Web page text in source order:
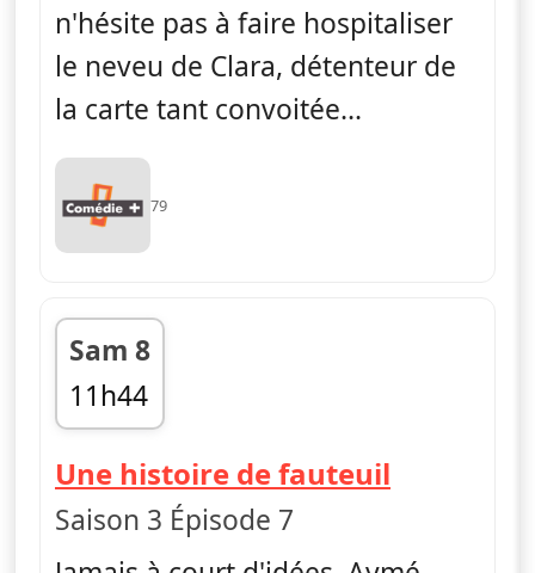
n'hésite pas à faire hospitaliser
le neveu de Clara, détenteur de
la carte tant convoitée...
79
Sam 8
11h44
fin 12h08
Une histoire de fauteuil
Saison 3 Épisode 7